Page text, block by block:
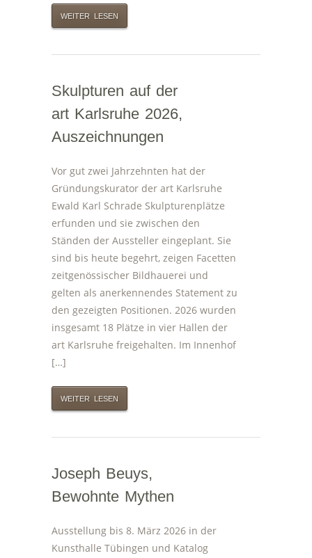
WEITER LESEN
Skulpturen auf der
art Karlsruhe 2026,
Auszeichnungen
Vor gut zwei Jahrzehnten hat der
Gründungskurator der art Karlsruhe
Ewald Karl Schrade Skulpturenplätze
erfunden und sie zwischen den
Ständen der Aussteller eingeplant. Sie
sind bis heute begehrt, zeigen Facetten
zeitgenössischer Bildhauerei und
gelten als anerkennendes Statement zu
den gezeigten Positionen. 2026 wurden
insgesamt 18 Plätze in vier Hallen der
art Karlsruhe freigehalten. Im Innenhof
[…]
WEITER LESEN
Joseph Beuys,
Bewohnte Mythen
Ausstellung bis 8. März 2026 in der
Kunsthalle Tübingen und Katalog